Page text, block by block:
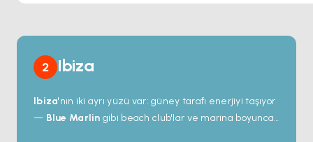
değişmektedir. Mallorca'nın berrak sularında yakalanan
özenle seçilmiş otlar ve sebzelere kadar her malzeme, en
yüksek kalite ve lezzeti sağlamak için özenle
seçilmektedir.
2 Ibiza
Ibiza'nın iki ayrı yüzü var: güney tarafı enerjiyi taşıyor
— Blue Marlin gibi beach club'lar ve marina boyunca